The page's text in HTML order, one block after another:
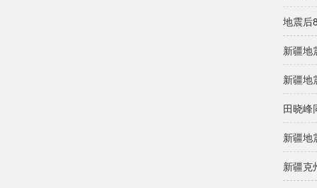
地震后
新疆地
新疆地
田晓峰
新疆地
新疆克